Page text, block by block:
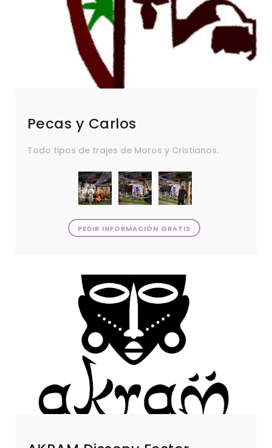
Pecas y Carlos
Todo tipos de trajes de Moros y Cristianos.
PEDIR INFORMACIÓN GRATIS